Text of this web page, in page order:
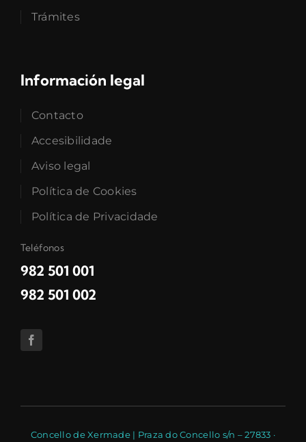
Trámites
Información legal
Contacto
Accesibilidade
Aviso legal
Política de Cookies
Política de Privacidade
Teléfonos
982 501 001
982 501 002
Concello de Xermade | Praza do Concello s/n – 27833 ·